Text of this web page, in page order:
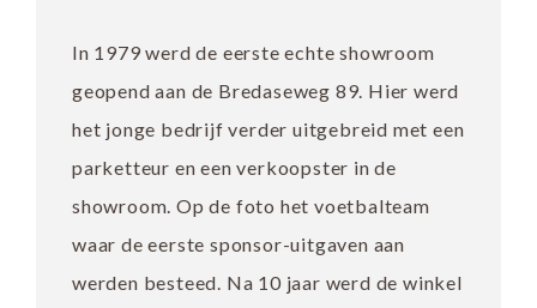
In 1979 werd de eerste echte showroom
geopend aan de Bredaseweg 89. Hier werd
het jonge bedrijf verder uitgebreid met een
parketteur en een verkoopster in de
showroom. Op de foto het voetbalteam
waar de eerste sponsor-uitgaven aan
werden besteed. Na 10 jaar werd de winkel